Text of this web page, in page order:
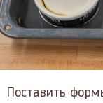
Поставить